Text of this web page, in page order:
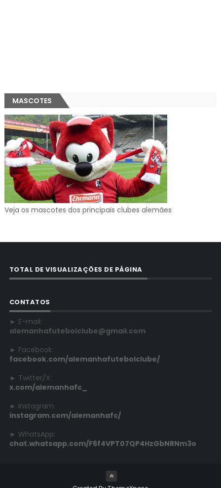
MASCOTES
Veja os mascotes dos principais clubes alemães
TOTAL DE VISUALIZAÇÕES DE PÁGINA
CONTATOS
► E-mail:
alemanhafutebolclube@gmail.com
► Facebook:
facebook.com/alemanhafutebolclube/
► Twitter/X:
x.com/alemanhafc_
► Instagram:
instagram.com/alemanhafc/
► WhatsApp:
chat.whatsapp.com/F6f4VPT07QP4HzGbNRNm3o